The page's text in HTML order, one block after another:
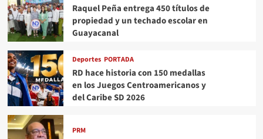
Raquel Peña entrega 450 títulos de
propiedad y un techado escolar en
Guayacanal
Deportes PORTADA
RD hace historia con 150 medallas
en los Juegos Centroamericanos y
del Caribe SD 2026
PRM